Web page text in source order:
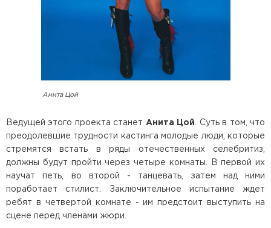
Анита Цой
Ведущей этого проекта станет Анита Цой
. Суть в том, что
преодолевшие трудности кастинга молодые люди, которые
стремятся встать в ряды отечественных селебритиз,
должны будут пройти через четыре комнаты. В первой их
научат петь, во второй - танцевать, затем над ними
поработает стилист. Заключительное испытание ждет
ребят в четвертой комнате - им предстоит выступить на
сцене перед членами жюри.